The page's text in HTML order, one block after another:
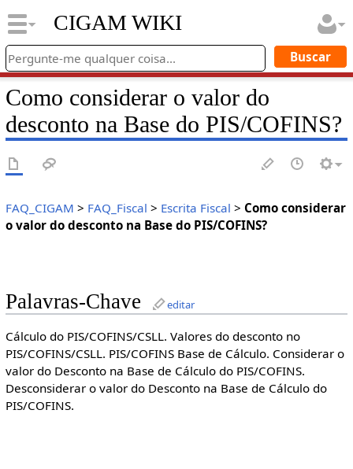
CIGAM WIKI
Como considerar o valor do
desconto na Base do PIS/COFINS?
FAQ_CIGAM > FAQ_Fiscal > Escrita Fiscal > Como considerar
o valor do desconto na Base do PIS/COFINS?
Palavras-Chave editar
Cálculo do PIS/COFINS/CSLL. Valores do desconto no
PIS/COFINS/CSLL. PIS/COFINS Base de Cálculo. Considerar o
valor do Desconto na Base de Cálculo do PIS/COFINS.
Desconsiderar o valor do Desconto na Base de Cálculo do
PIS/COFINS.